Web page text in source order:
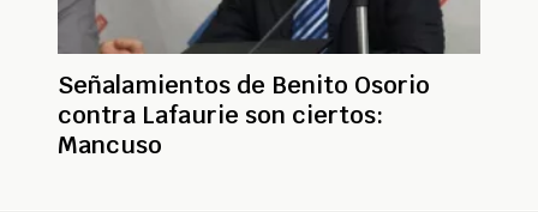
Señalamientos de Benito Osorio
contra Lafaurie son ciertos:
Mancuso